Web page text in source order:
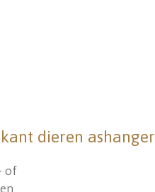
dieren ashanger